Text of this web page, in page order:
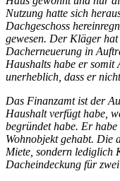
Nutzung hatte sich
Dachgeschoss
gewesen. Der Kläger
Dacherneuerung in
Haushalts habe er somit
unerheblich, dass er
Das Finanzamt ist der
Haushalt verfügt habe,
begründet habe. Er
Wohnobjekt gehabt. Die
Miete, sondern lediglich
Dacheindeckung für